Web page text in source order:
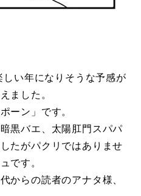
い年になりそうな予感が
ました。
ーン」です。
黒バエ、太陽肛門スパパ
たがパクリではありませ
です。
からの読者のアナタ様、